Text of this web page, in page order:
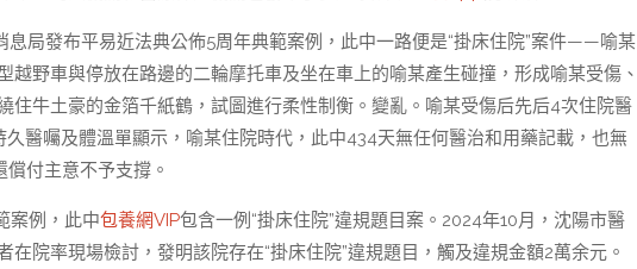
息局發布平易近法典公佈5周年典範案例，此中一路便是“掛床住院”案件——喻某
野車與停放在路邊的二輪摩托車及坐在車上的喻某產生碰撞，形成喻某受傷、
住牛土豪的金箔千紙鶴，試圖進行柔性制衡。變亂。喻某受傷后先后4次住院醫
醫囑及體溫單顯示，喻某住院時代，此中434天無任何醫治和用藥記載，也無
付主意不予支撐。
案例，此中包養網VIP包含一例“掛床住院”違規題目案。2024年10月，沈陽市醫
院率現場檢討，發明該院存在“掛床住院”違規題目，觸及違規金額2萬余元。